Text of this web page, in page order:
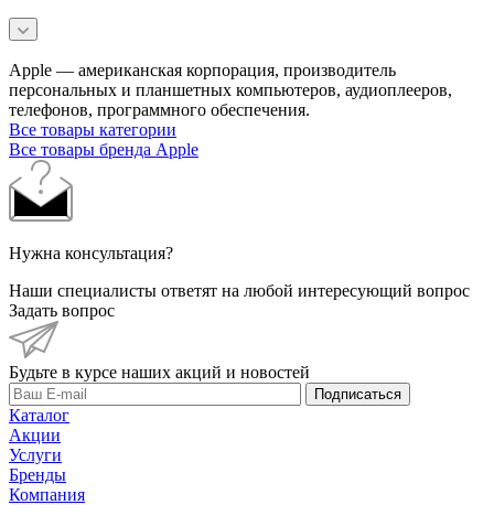
Apple — американская корпорация, производитель
персональных и планшетных компьютеров, аудиоплееров,
телефонов, программного обеспечения.
Все товары категории
Все товары бренда Apple
Нужна консультация?
Наши специалисты ответят на любой интересующий вопрос
Задать вопрос
Будьте в курсе наших акций и новостей
Подписаться
Каталог
Акции
Услуги
Бренды
Компания